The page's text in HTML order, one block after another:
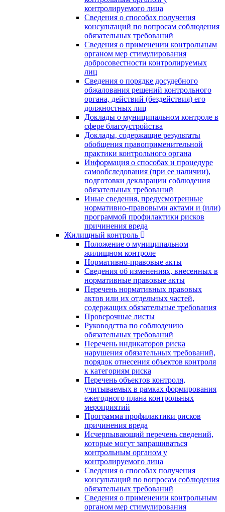
контролируемого лица
Сведения о способах получения
консультаций по вопросам соблюдения
обязательных требований
Сведения о применении контрольным
органом мер стимулирования
добросовестности контролируемых
лиц
Сведения о порядке досудебного
обжалования решений контрольного
органа, действий (бездействия) его
должностных лиц
Доклады о муниципальном контроле в
сфере благоустройства
Доклады, содержащие результаты
обобщения правоприменительной
практики контрольного органа
Информация о способах и процедуре
самообследования (при ее наличии),
подготовки декларации соблюдения
обязательных требований
Иные сведения, предусмотренные
нормативно-правовыми актами и (или)
программой профилактики рисков
причинения вреда
Жилищный контроль
Положение о муниципальном
жилищном контроле
Нормативно-правовые акты
Сведения об изменениях, внесенных в
нормативные правовые акты
Перечень нормативных правовых
актов или их отдельных частей,
содержащих обязательные требования
Проверочные листы
Руководства по соблюдению
обязательных требований
Перечень индикаторов риска
нарушения обязательных требований,
порядок отнесения объектов контроля
к категориям риска
Перечень объектов контроля,
учитываемых в рамках формирования
ежегодного плана контрольных
мероприятий
Программа профилактики рисков
причинения вреда
Исчерпывающий перечень сведений,
которые могут запрашиваться
контрольным органом у
контролируемого лица
Сведения о способах получения
консультаций по вопросам соблюдения
обязательных требований
Сведения о применении контрольным
органом мер стимулирования